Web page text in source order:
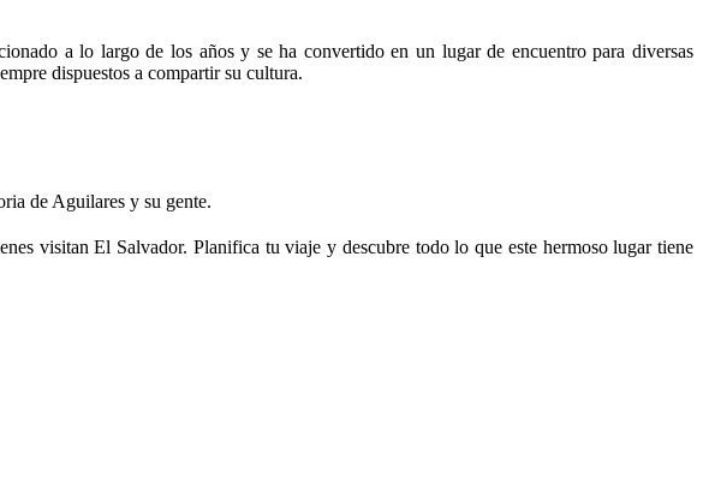
a lo largo de los años y se ha convertido en un lugar de encuentro para diversas
dispuestos a compartir su cultura.
de Aguilares y su gente.
visitan El Salvador. Planifica tu viaje y descubre todo lo que este hermoso lugar tiene